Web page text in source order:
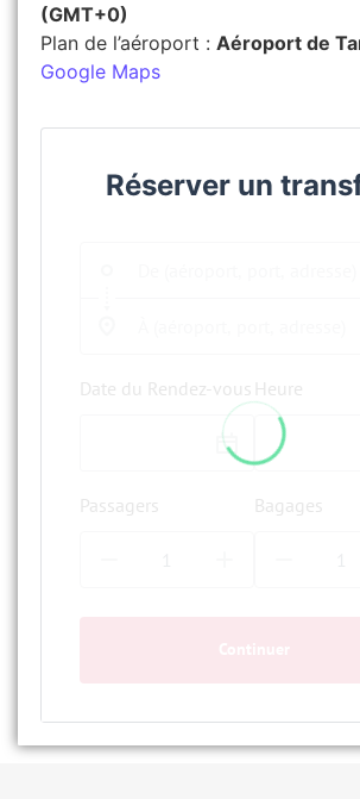
(GMT+0)
Plan de l’aéroport : Aéroport de
Google Maps
Réserver un
Date du Rendez-vous Heure
Passagers Bagages